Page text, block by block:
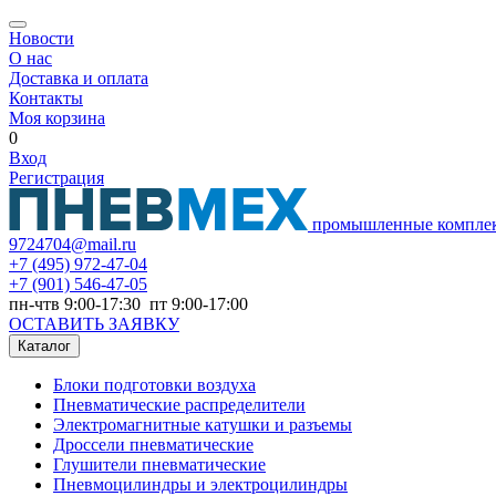
Новости
О нас
Доставка и оплата
Контакты
Моя корзина
0
Вход
Регистрация
промышленные
9724704@mail.ru
+7 (495) 972-47-04
+7 (901) 546-47-05
пн-чтв 9:00-17:30 пт 9:00-17:00
ОСТАВИТЬ ЗАЯВКУ
Каталог
Блоки подготовки воздуха
Пневматические распределители
Электромагнитные катушки и разъемы
Дроссели пневматические
Глушители пневматические
Пневмоцилиндры и электроцилиндры